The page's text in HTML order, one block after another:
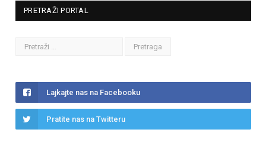
PRETRAŽI PORTAL
Lajkajte nas na Facebooku
Pratite nas na Twitteru